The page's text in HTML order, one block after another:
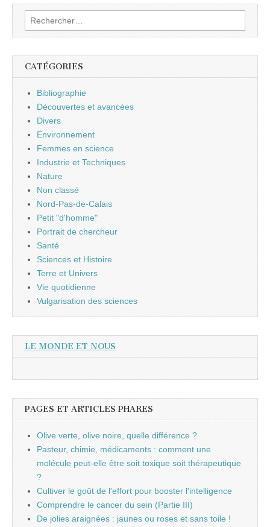
Rechercher :
CATÉGORIES
Bibliographie
Découvertes et avancées
Divers
Environnement
Femmes en science
Industrie et Techniques
Nature
Non classé
Nord-Pas-de-Calais
Petit "d'homme"
Portrait de chercheur
Santé
Sciences et Histoire
Terre et Univers
Vie quotidienne
Vulgarisation des sciences
LE MONDE ET NOUS
PAGES ET ARTICLES PHARES
Olive verte, olive noire, quelle différence ?
Pasteur, chimie, médicaments : comment une
molécule peut-elle être soit toxique soit thérapeutique
?
Cultiver le goût de l'effort pour booster l'intelligence
Comprendre le cancer du sein (Partie III)
De jolies araignées : jaunes ou roses et sans toile !